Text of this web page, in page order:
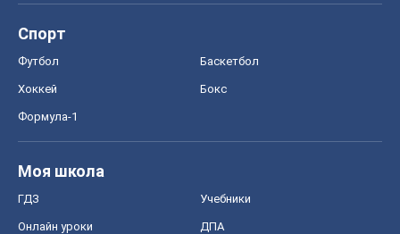
Спорт
Футбол Баскетбол
Хоккей Бокс
Формула-1
Моя школа
ГДЗ Учебники
Онлайн уроки ДПА